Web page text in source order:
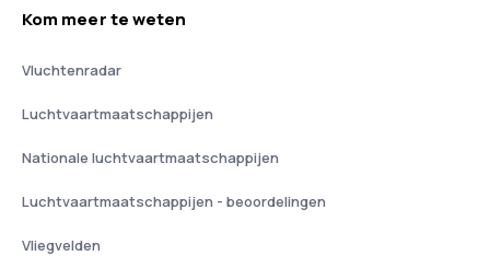
Kom meer te weten
Vluchtenradar
Luchtvaartmaatschappijen
Nationale luchtvaartmaatschappijen
Luchtvaartmaatschappijen - beoordelingen
Vliegvelden